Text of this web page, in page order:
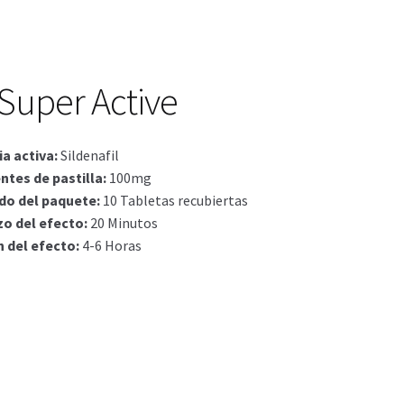
Active
activa:Sildenafil
de pastilla: 100mg
del paquete: 10 Tabletas recubiertas
del efecto: 20 Minutos
del efecto: 4-6 Horas